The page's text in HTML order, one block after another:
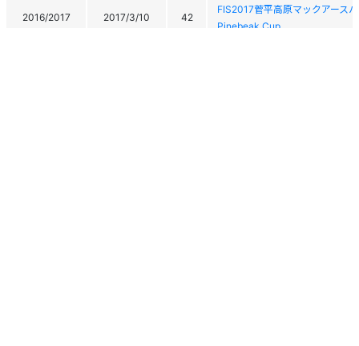
2016/2017 2017/3/10 42
FIS2017菅平高原マックアース
Pinebeak Cup